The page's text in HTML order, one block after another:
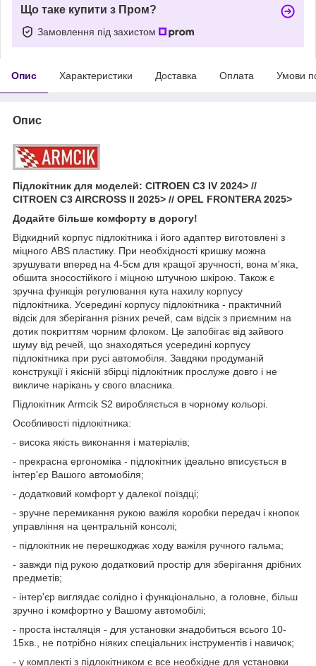
Що таке купити з Пром?
Замовлення під захистом
Опис Характеристики Доставка Оплата Умови
Опис
Підлокітник для моделей: CITROEN C3 IV 2024> //
CITROEN C3 AIRCROSS II 2025> // OPEL FRONTERA 2025>
Додайте більше комфорту в дорогу!
Відкидний корпус підлокітника і його адаптер виготовлені з
міцного ABS пластику. При необхідності кришку можна
зрушувати вперед на 4-5см для кращої зручності, вона м'яка,
обшита зносостійкого і міцною штучною шкірою. Також є
зручна функція регулювання кута нахилу корпусу
підлокітника. Усередині корпусу підлокітника - практичний
відсік для зберігання різних речей, сам відсік з приємним на
дотик покриттям чорним флоком. Це запобігає від зайвого
шуму від речей, що знаходяться усередині корпусу
підлокітника при русі автомобіля. Завдяки продуманій
конструкції і якісній збірці підлокітник прослуже довго і не
викличе нарікань у свого власника.
Підлокітник Armcik S2 виробляється в чорному кольорі.
Особливості підлокітника:
- висока якість виконання і матеріалів;
- прекрасна ергономіка - підлокітник ідеально вписується в
інтер'єр Вашого автомобіля;
- додатковий комфорт у далекої поїздці;
- зручне перемикання рукою важіля коробки передач і кнопок
управління на центральній консолі;
- підлокітник не перешкоджає ходу важіля ручного гальма;
- завжди під рукою додатковий простір для зберігання дрібних
предметів;
- інтер'єр виглядає солідно і функціонально, а головне, більш
зручно і комфортно у Вашому автомобілі;
- проста інсталяція - для установки знадобиться всього 10-
15хв., не потрібно ніяких спеціальних інструментів і навичок;
- у комплекті з підлокітником є все необхідне для установки